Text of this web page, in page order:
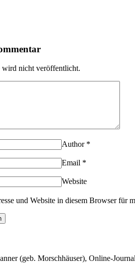
nicht veröffentlicht.
Author *
Email *
Website
und Website in diesem Browser für
(geb. Morschhäuser), Online-